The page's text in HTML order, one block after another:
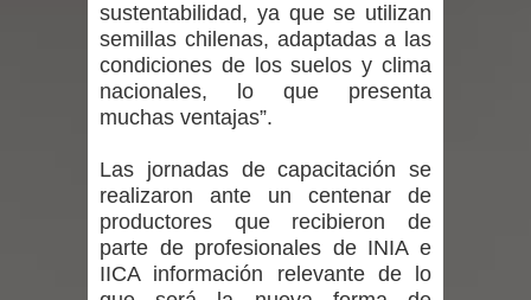
mantiene despliegue para apoyar a
niños y adolescentes durante la
emergencia.
Del anime al K-pop: especialistas U.
de Chile analizan el creciente interés
por las culturas japonesa y coreana
sustentabilidad, ya que se utilizan
semillas chilenas, adaptadas a las
condiciones de los suelos y clima
nacionales, lo que presenta
muchas ventajas”.
Las jornadas de capacitación se
realizaron ante un centenar de
productores que recibieron de
parte de profesionales de INIA e
IICA información relevante de lo